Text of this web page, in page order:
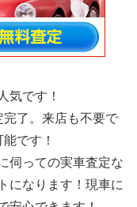
気です！
了。来店も不要で
です！
伺っての実車査定な
になります！現車に